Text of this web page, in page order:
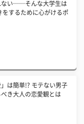
ない……そんな大学生は
をするために心がけるポ
」は簡単!? モテない男子
き大人の恋愛観とは